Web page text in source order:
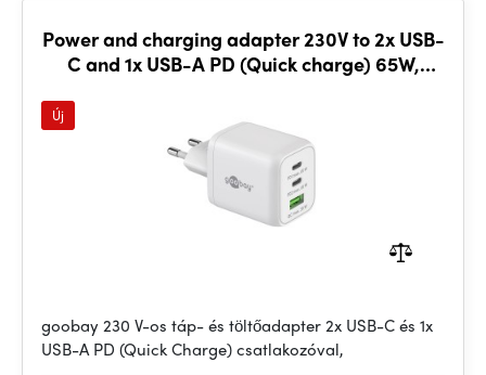
Power and charging adapter 230V to 2x USB-
C and 1x USB-A PD (Quick charge) 65W,
Új
goobay 230 V-os táp- és töltőadapter 2x USB-C és 1x
USB-A PD (Quick Charge) csatlakozóval,